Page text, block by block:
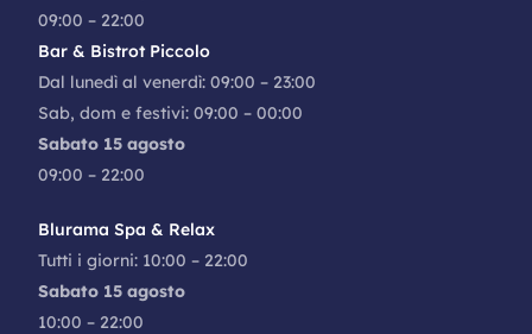
09:00 – 22:00
Bar & Bistrot Piccolo
Dal lunedì al venerdì: 09:00 – 23:00
Sab, dom e festivi: 09:00 – 00:00
Sabato 15 agosto
09:00 – 22:00
Blurama Spa & Relax
Tutti i giorni: 10:00 – 22:00
Sabato 15 agosto
10:00 – 22:00